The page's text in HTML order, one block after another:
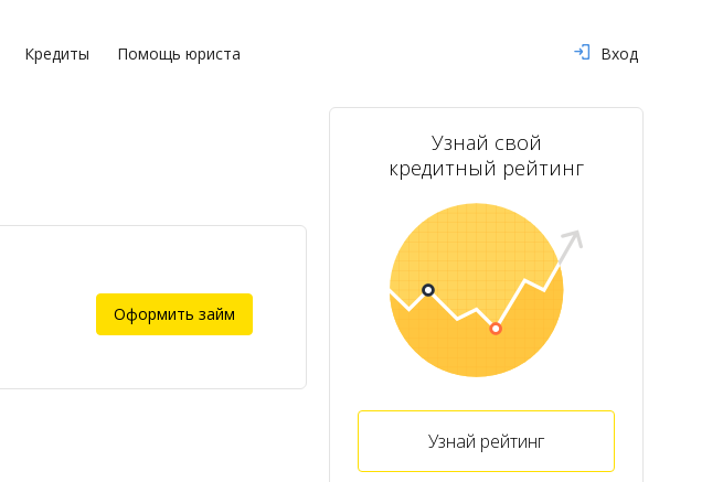
Кредиты Помощь юриста Вход
Оформить займ
Узнай свой
кредитный рейтинг
Узнай рейтинг